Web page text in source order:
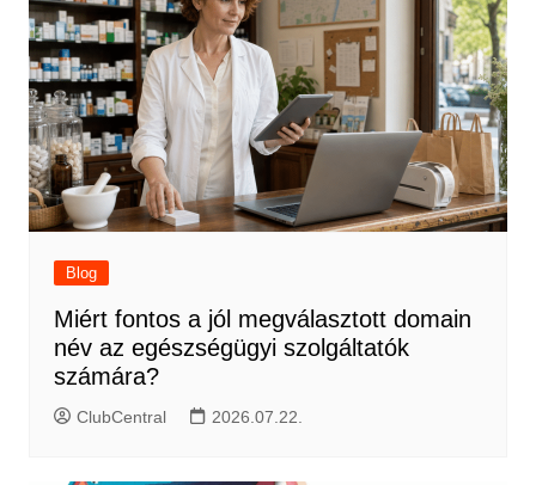
Blog
Miért fontos a jól megválasztott domain
név az egészségügyi szolgáltatók
számára?
ClubCentral 2026.07.22.